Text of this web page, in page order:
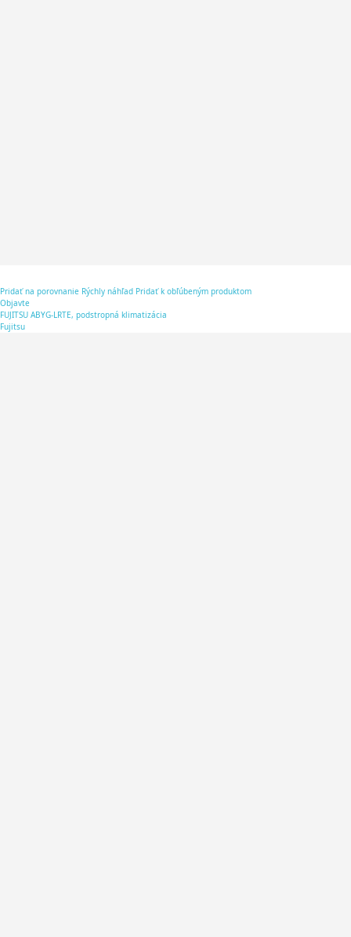
Pridať na porovnanie Rýchly náhľad Pridať k obľúbeným produktom
Objavte
FUJITSU ABYG-LRTE, podstropná klimatizácia
Fujitsu